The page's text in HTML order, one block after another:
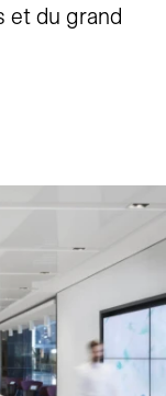
et du grand